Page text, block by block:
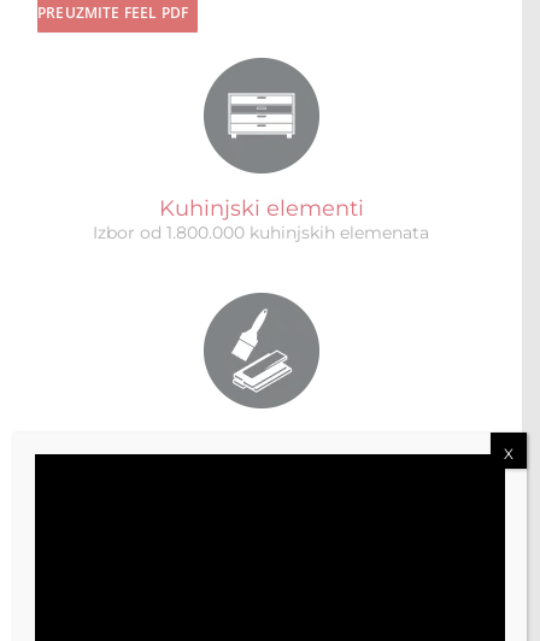
PREUZMITE FEEL PDF
Kuhinjski elementi
Izbor od 1.800.000 kuhinjskih elemenata
X